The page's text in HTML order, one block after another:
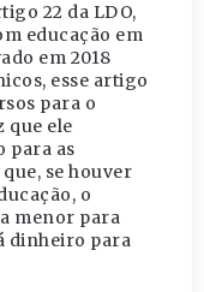
22 da LDO,
educação em
em 2018
esse artigo
para o
que ele
para as
se houver
o
menor para
dinheiro para